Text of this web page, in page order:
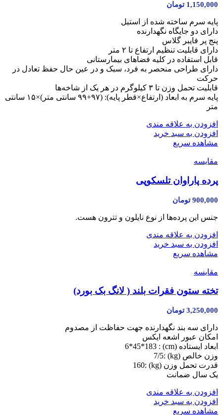
1,150,000 تومان
پایه سرم ساخته شده از استیل
دارای دو جایگاه نگهدارنده
پنج پر فایبر گلاس
دارای قابلیت تنظیم ارتفاع تا ۲ متر
قابل استفاده در کلیه فضاهای بیمارستانی
دارای طراحی منحصر به فرد، سبک و در عین حال حفظ تعادل در
حرکت
قابلیت تحمل وزن تا ۳ کیلوگرم در هر یک از شاخه‌ها
پایه سرم به ابعاد (ارتفاع×قطر پایه): (۹۷+۹۹ سانتی متر)×۱۵ سانتی
متر
افزودن به علاقه مندی
افزودن به سبد خرید
مشاهده سریع
مقایسه
پرده پاراوان تلسکوپی
900,000 تومان
جنس این پرده‌ها از نوع نایلون و تترون هست.
افزودن به علاقه مندی
افزودن به سبد خرید
مشاهده سریع
مقایسه
تخته ستون فقرات بلند ( لانگ بک بورد)
3,250,000 تومان
دارای سه بند نگهدارنده جهت حفاظت از مصدوم
امکان عبور اشعه ایکس
ابعاد ایستاده (cm) : 6*45*183
وزن خالص (kg) :7/5
قدرت تحمل وزن (kg) :160
یک سال ضمانت
افزودن به علاقه مندی
افزودن به سبد خرید
مشاهده سریع